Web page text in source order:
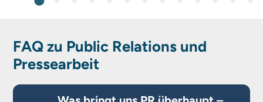
FAQ zu Public Relations und
Pressearbeit
Was bringt uns PR überhaupt –